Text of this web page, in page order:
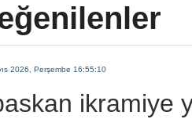
2026, Perşembe 16:55:10
ikramiye